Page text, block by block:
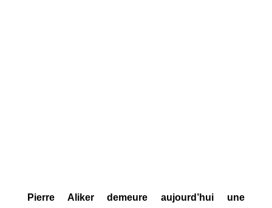
Pierre Aliker demeure aujourd’hui une